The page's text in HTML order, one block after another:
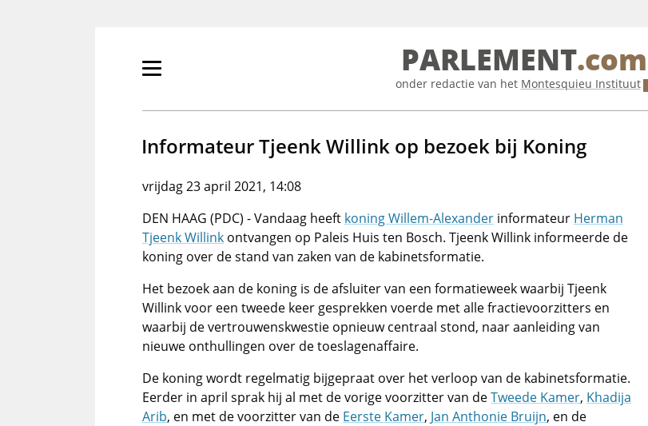
Primair
tonen/verbergen
PARLEMENT.com
onder redactie van het Montesquieu Instituut
Informateur Tjeenk Willink op bezoek bij Koning
vrijdag 23 april 2021, 14:08
DEN HAAG (PDC) - Vandaag heeft koning Willem-Alexander informateur Herman
Tjeenk Willink ontvangen op Paleis Huis ten Bosch. Tjeenk Willink informeerde de
koning over de stand van zaken van de kabinetsformatie.
Het bezoek aan de koning is de afsluiter van een formatieweek waarbij Tjeenk
Willink voor een tweede keer gesprekken voerde met alle fractievoorzitters en
waarbij de vertrouwenskwestie opnieuw centraal stond, naar aanleiding van
nieuwe onthullingen over de toeslagenaffaire.
De koning wordt regelmatig bijgepraat over het verloop van de kabinetsformatie.
Eerder in april sprak hij al met de vorige voorzitter van deTweede Kamer, Khadija
Arib, en met de voorzitter van de Eerste Kamer, Jan Anthonie Bruijn, en de